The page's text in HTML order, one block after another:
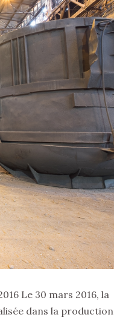
Le 30 mars 2016, la
dans la production